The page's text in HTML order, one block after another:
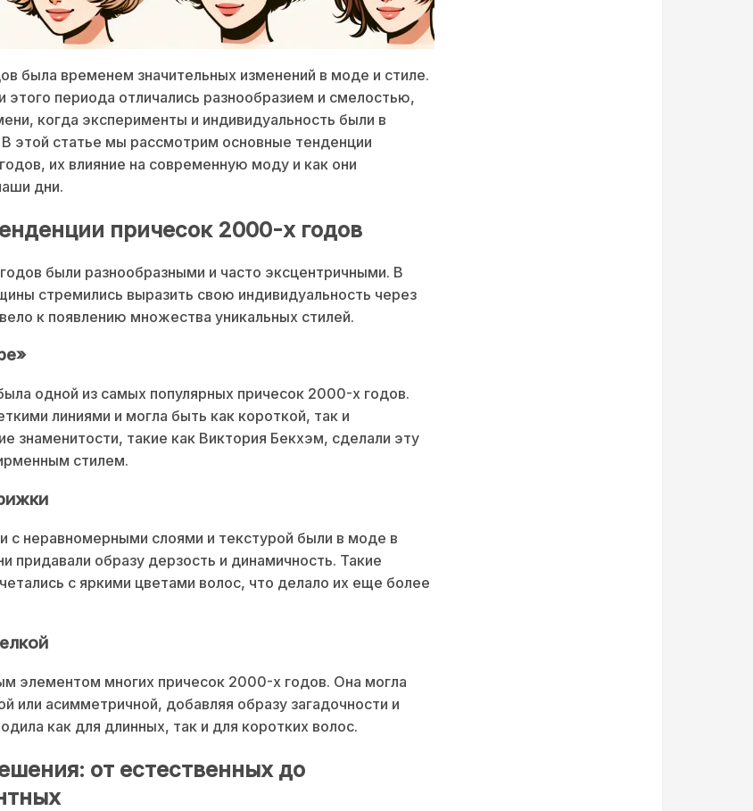
была временем значительных изменений в моде и стиле.
этого периода отличались разнообразием и смелостью,
когда эксперименты и индивидуальность были в
этой статье мы рассмотрим основные тенденции
их влияние на современную моду и как они
дни.
причесок 2000-х годов
были разнообразными и часто эксцентричными. В
стремились выразить свою индивидуальность через
к появлению множества уникальных стилей.
одной из самых популярных причесок 2000-х годов.
линиями и могла быть как короткой, так и
знаменитости, такие как Виктория Бекхэм, сделали эту
стилем.
с неравномерными слоями и текстурой были в моде в
придавали образу дерзость и динамичность. Такие
с яркими цветами волос, что делало их еще более
элементом многих причесок 2000-х годов. Она могла
или асимметричной, добавляя образу загадочности и
как для длинных, так и для коротких волос.
от естественных до